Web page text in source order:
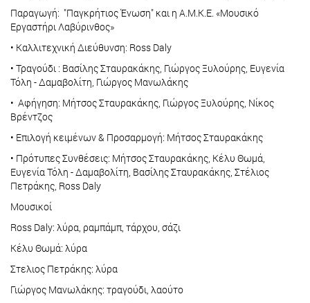
Παραγωγή: "Παγκρήτιος Ένωση" και η Α.Μ.Κ.Ε. «Μουσικό
Εργαστήρι Λαβύρινθος»
• Καλλιτεχνική Διεύθυνση: Ross Daly
• Τραγούδι : Βασίλης Σταυρακάκης, Γιώργος Ξυλούρης, Ευγενία
Τόλη - Δαμαβολίτη, Γιώργος Μανωλάκης
• Αφήγηση: Μήτσος Σταυρακάκης, Γιώργος Ξυλούρης, Νίκος
Βρέντζος
• Επιλογή κειμένων & Προσαρμογή: Μήτσος Σταυρακάκης
• Πρότυπες Συνθέσεις: Μήτσος Σταυρακάκης, Κέλυ Θωμά,
Ευγενία Τόλη - Δαμαβολίτη, Βασίλης Σταυρακάκης, Στέλιος
Πετράκης, Ross Daly
Μουσικοί
Ross Daly: λύρα, ραμπάμπ, τάρχου, σάζι
Κέλυ Θωμά: λύρα
Στελιος Πετράκης: λύρα
Γιώργος Μανωλάκης: τραγούδι, λαούτο